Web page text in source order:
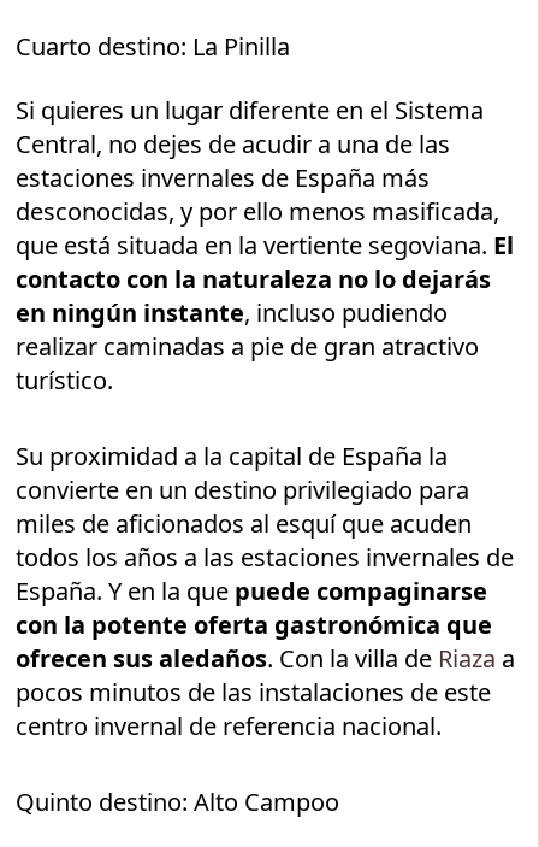
Cuarto destino: La Pinilla
Si quieres un lugar diferente en el Sistema
Central, no dejes de acudir a una de las
estaciones invernales de España más
desconocidas, y por ello menos masificada,
que está situada en la vertiente segoviana. El
contacto con la naturaleza no lo dejarás
en ningún instante, incluso pudiendo
realizar caminadas a pie de gran atractivo
turístico.
Su proximidad a la capital de España la
convierte en un destino privilegiado para
miles de aficionados al esquí que acuden
todos los años a las estaciones invernales de
España. Y en la que puede compaginarse
con la potente oferta gastronómica que
ofrecen sus aledaños. Con la villa de Riaza a
pocos minutos de las instalaciones de este
centro invernal de referencia nacional.
Quinto destino: Alto Campoo